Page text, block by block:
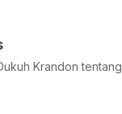
Krandon tentang